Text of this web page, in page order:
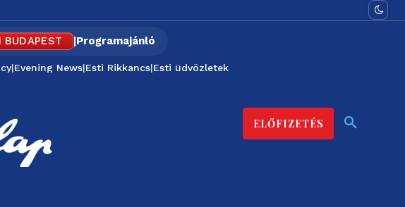
BUDAPEST |Programajánló
|Evening News|Esti Rikkancs|Esti üdvözletek
ELŐFIZETÉS